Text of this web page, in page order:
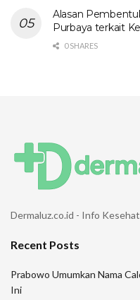
Alasan
Purbaya terkait
0 SHARES
Dermaluz.co.id - Info
Recent Posts
Prabowo Umumkan Nama
Ini